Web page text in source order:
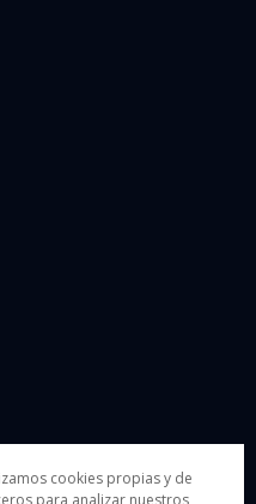
cookies propias y de
para analizar nuestros